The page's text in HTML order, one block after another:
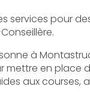
ses services
à
mettre en place
aux courses,